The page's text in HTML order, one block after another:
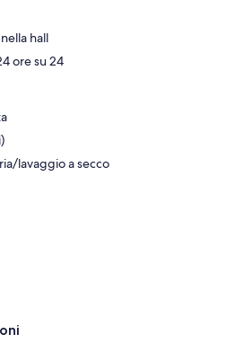
hall
ore su 24
lavaggio a secco